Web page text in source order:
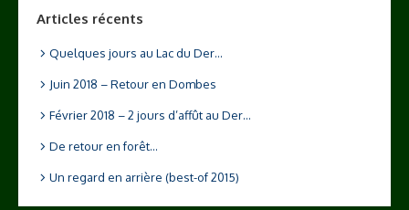
Articles récents
Quelques jours au Lac du Der…
Juin 2018 – Retour en Dombes
Février 2018 – 2 jours d’affût au Der…
De retour en forêt…
Un regard en arrière (best-of 2015)